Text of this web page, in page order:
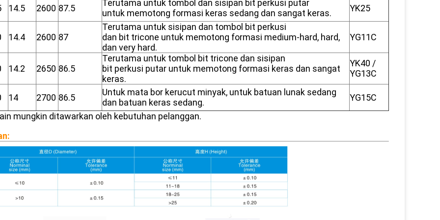
14.5 2600 87.5
Terutama untuk tombol dan sisipan bit perkusi putar
untuk memotong formasi keras sedang dan sangat keras.
YK25
14.4 2600 87
Terutama untuk sisipan dan tombol bit perkusi
dan bit tricone untuk memotong formasi medium-hard, hard,
dan very hard.
YG11C
14.2 2650 86.5
Terutama untuk tombol bit tricone dan sisipan
bit perkusi putar untuk memotong formasi keras dan sangat
keras.
YK40 /
YG13C
14 2700 86.5
Untuk mata bor kerucut minyak, untuk batuan lunak sedang
dan batuan keras sedang.
YG15C
mungkin ditawarkan oleh kebutuhan pelanggan.